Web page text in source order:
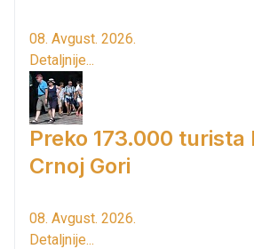
08. Avgust. 2026.
Detaljnije...
Preko 173.000 turista
Crnoj Gori
08. Avgust. 2026.
Detaljnije...